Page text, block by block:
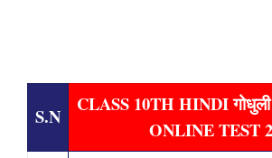
S.N
CLASS 10TH HINDI गोधुली
ONLINE TEST